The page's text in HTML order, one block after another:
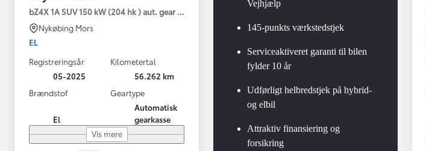
bZ4X 1A SUV 150 kW (204 hk ) aut. gear Executive Premium
Nykøbing Mors
EL
Registreringsår
05-2025
Kilometertal
56.262 km
Brændstof
El
Geartype
Automatisk
gearkasse
Vis mere
Vejhjælp
145-punkts værkstedstjek
Serviceaktiveret garanti til bilen
fylder 10 år
Udførligt helbredstjek på hybrid-
og elbil
Attraktiv finansiering og
forsikring